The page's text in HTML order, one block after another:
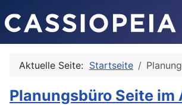
Aktuelle Seite: Startseite
Planungsbüro Seite im